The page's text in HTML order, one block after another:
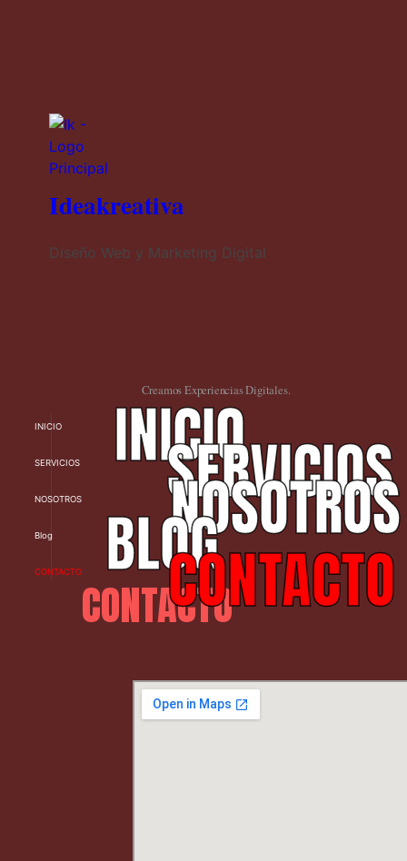
Ideakreativa
Diseño Web y Marketing Digital
Creamos Experiencias Digitales.
INICIO
SERVICIOS
NOSOTROS
Blog
CONTACTO
CONTACTO